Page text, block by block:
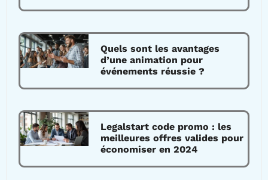
Quels sont les avantages
d’une animation pour
événements réussie ?
Legalstart code promo : les
meilleures offres valides pour
économiser en 2024